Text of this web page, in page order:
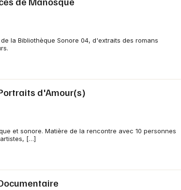
la Bibliothèque Sonore 04, d'extraits des romans
Portraits d'Amour(s)
et sonore. Matière de la rencontre avec 10 personnes
[…]